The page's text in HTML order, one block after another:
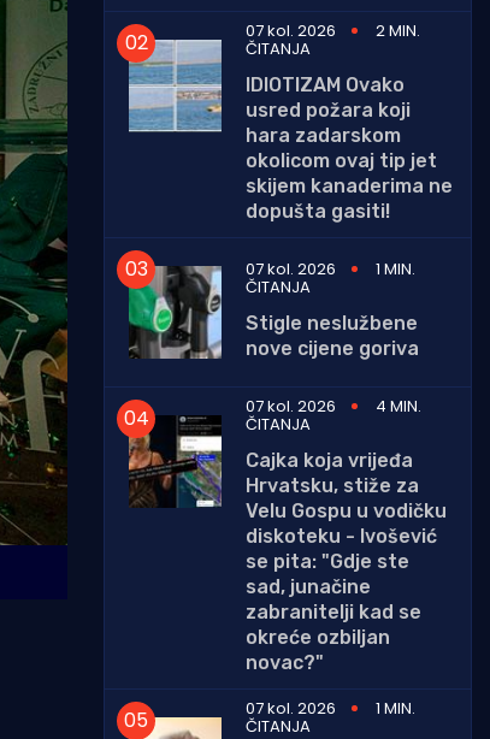
07 kol. 2026
2 MIN.
ČITANJA
IDIOTIZAM Ovako
usred požara koji
hara zadarskom
okolicom ovaj tip jet
skijem kanaderima ne
dopušta gasiti!
07 kol. 2026 1 MIN.
ČITANJA
Stigle neslužbene
nove cijene goriva
07 kol. 2026 4 MIN.
ČITANJA
Cajka koja vrijeđa
Hrvatsku, stiže za
Velu Gospu u vodičku
diskoteku - Ivošević
se pita: "Gdje ste
sad, junačine
zabranitelji kad se
okreće ozbiljan
novac?"
07 kol. 2026
1 MIN.
ČITANJA